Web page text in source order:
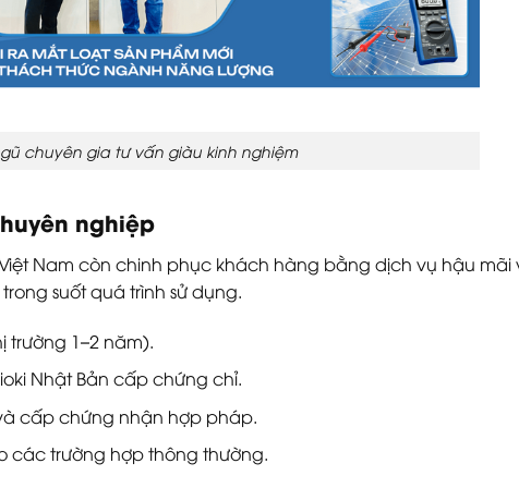
chuyên gia tư vấn giàu kinh nghiệm
nghiệp
Nam còn chinh phục khách hàng bằng dịch vụ hậu
suốt quá trình sử dụng.
trường 1–2 năm).
Nhật Bản cấp chứng chỉ.
cấp chứng nhận hợp pháp.
các trường hợp thông thường.